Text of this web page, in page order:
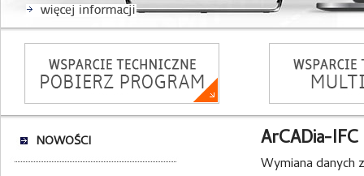
NOWOŚCI ArCADia-
Wymiana danych